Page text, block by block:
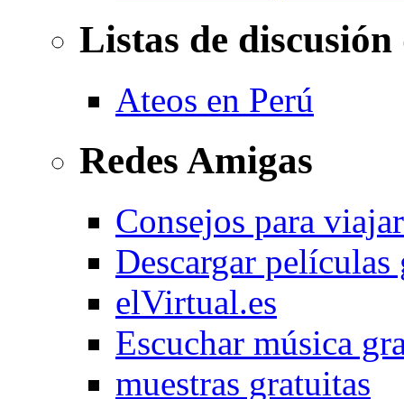
Listas de discusión
Ateos en Perú
Redes Amigas
Consejos para viajar
Descargar películas
elVirtual.es
Escuchar música
muestras gratuitas